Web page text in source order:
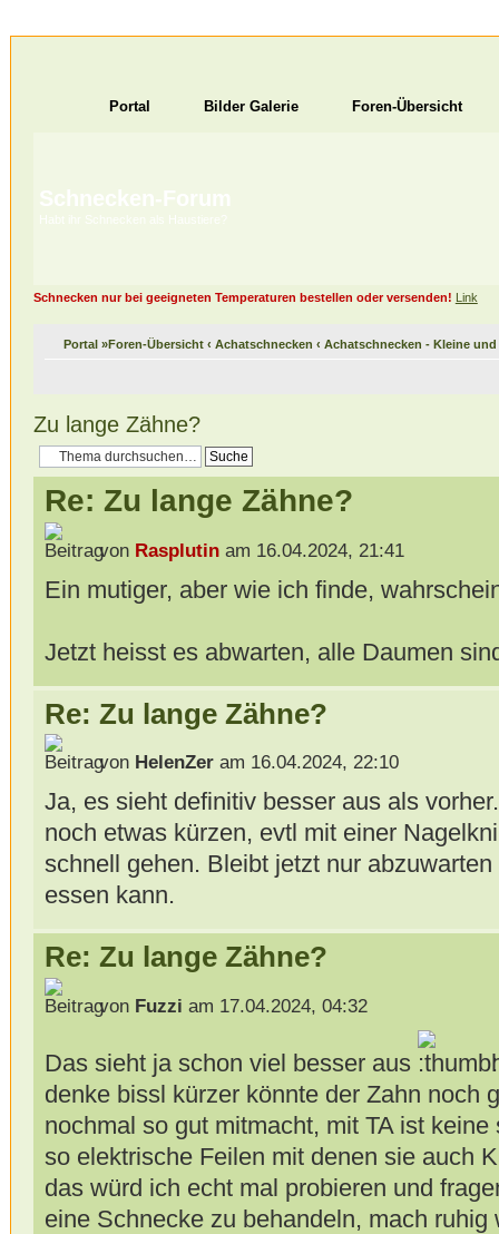
Portal Bilder Galerie Foren-Übersicht
Schnecken-Forum
Habt ihr Schnecken als Haustiere?
Schnecken nur bei geeigneten Temperaturen bestellen oder versenden! Link
Portal»Foren-Übersicht ‹ Achatschnecken ‹ Achatschnecken - Kleine
Zu lange Zähne?
Re: Zu lange Zähne?
von Rasplutinam 16.04.2024, 21:41
Ein mutiger, aber wie ich finde,
Jetzt heisst es abwarten, alle Daumen
Re: Zu lange Zähne?
von HelenZeram 16.04.2024, 22:10
Ja, es sieht definitiv besser aus als
noch etwas kürzen, evtl mit einer
schnell gehen. Bleibt jetzt nur
essen kann.
Re: Zu lange Zähne?
von Fuzzi am 17.04.2024, 04:32
Das sieht ja schon viel besser aus
denke bissl kürzer könnte der Zahn noch
nochmal so gut mitmacht, mit TA ist
so elektrische Feilen mit denen sie auch
das würd ich echt mal probieren und
eine Schnecke zu behandeln, mach